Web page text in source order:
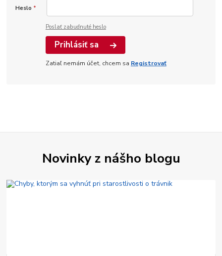
Heslo *
Poslať zabudnuté heslo
Prihlásiť sa
Zatiaľ nemám účet, chcem sa Registrovať
Novinky z nášho blogu